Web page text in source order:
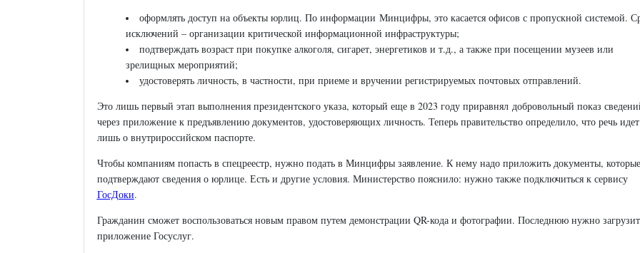
оформлять доступ на объекты юрлиц. По информации Минцифры, это касается офисов с пропускной системой.
исключений – организации критической информационной инфраструктуры;
подтверждать возраст при покупке алкоголя, сигарет, энергетиков и т.д., а также при посещении музеев или
зрелищных мероприятий;
удостоверять личность, в частности, при приеме и вручении регистрируемых почтовых отправлений.
Это лишь первый этап выполнения президентского указа, который еще в 2023 году приравнял добровольный показ
через приложение к предъявлению документов, удостоверяющих личность. Теперь правительство определило, что речь идет
лишь о внутрироссийском паспорте.
Чтобы компаниям попасть в спецреестр, нужно подать в Минцифры заявление. К нему надо приложить документы, которые
подтверждают сведения о юрлице. Есть и другие условия. Министерство пояснило: нужно также подключиться к сервису
ГосДоки.
Гражданин сможет воспользоваться новым правом путем демонстрации QR-кода и фотографии. Последнюю нужно
приложение Госуслуг.